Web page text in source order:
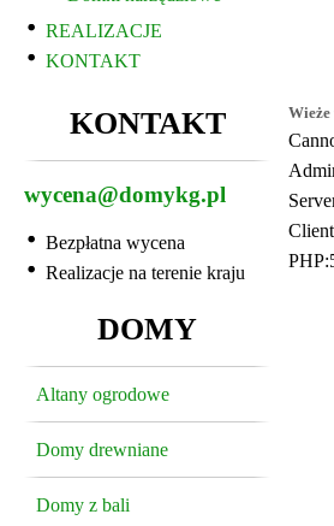
REALIZACJE
KONTAKT
KONTAKT
wycena@domykg.pl
Bezpłatna wycena
Realizacje na terenie kraju
DOMY
Altany ogrodowe
Domy drewniane
Domy z bali
Wieże